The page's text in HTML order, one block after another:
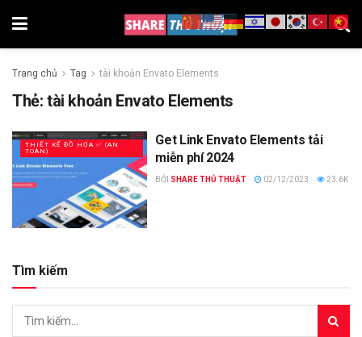
Trang chủ Tag tài khoản Envato Elements
Thẻ:tài khoản Envato Elements
THIẾT KẾ ĐỒ HỌA ✅ (AN
TOÀN)
Get Link Envato Elements tải
miễn phí 2024
BỞI SHARE THỦ THUẬT 02/12/2023 23.6K
Tìm kiếm